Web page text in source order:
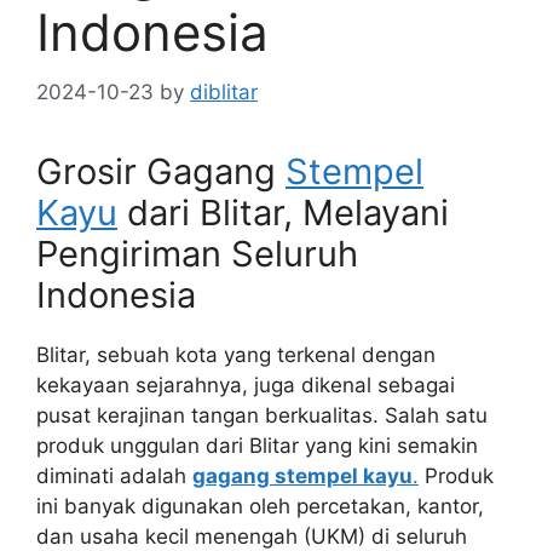
Indonesia
2024-10-23 by diblitar
Grosir Gagang Stempel
Kayu dari Blitar, Melayani
Pengiriman Seluruh
Indonesia
Blitar, sebuah kota yang terkenal dengan
kekayaan sejarahnya, juga dikenal sebagai
pusat kerajinan tangan berkualitas. Salah satu
produk unggulan dari Blitar yang kini semakin
diminati adalah gagang stempel kayu. Produk
ini banyak digunakan oleh percetakan, kantor,
dan usaha kecil menengah (UKM) di seluruh